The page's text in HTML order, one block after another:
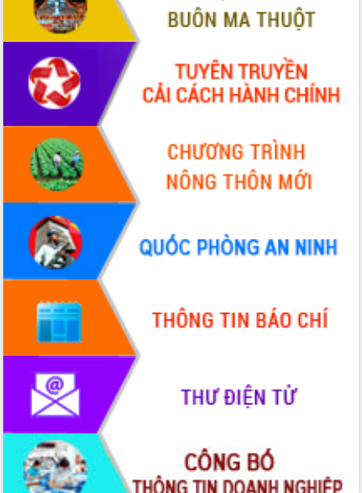
Đắk Lắk sơ kết 4 năm triển khai thực
hiện Đề án 06 của Chính phủ
Họp báo thông tin về Hội nghị Công bố
Quy hoạch và Xúc tiến đầu tư tỉnh Đắk
Lắk
Khơi thông điểm nghẽn, đẩy nhanh
giải ngân vốn khắc phục thiên tai
HĐND tỉnh thông qua điều chỉnh Quy
hoạch tỉnh thời kỳ 2021-2030
Hội thảo góp ý hồ sơ điều chỉnh quy
hoạch tỉnh Đắk Lắk thời kỳ 2021-2030,
tầm nhìn đến năm 2050
Nâng cao hiệu quả hoạt động của các
doanh nghiệp nhà nước
Hội nghị triển khai kết nối mạng
truyền số liệu chuyên dùng phục vụ cơ
quan Đảng, Nhà nước
Lễ phát động chuỗi hoạt động chung
tay làm sạch môi trường
Xã Ea Kar bước chuyển mình trong
công tác cải cách hành chính mô hình
mới
UBND tỉnh họp báo định kỳ tháng 4
năm 2026
Hội thảo khoa học “Giải pháp thúc đẩy
phát triển nền kinh tế xanh tại tỉnh
Đắk Lắk”